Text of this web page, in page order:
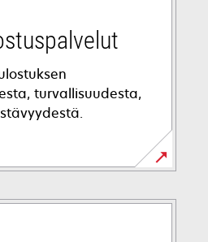
turvallisuudesta,